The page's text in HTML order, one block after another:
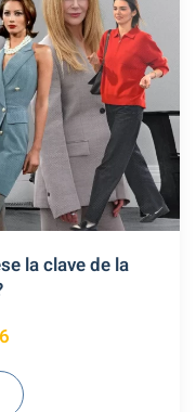
la clave de la